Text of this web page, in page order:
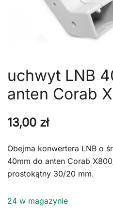
uchwyt LNB
anten Corab
13,00 zł
Obejma konwertera LNB o
40mm do anten Corab
prostokątny 30/20 mm.
24 w magazynie